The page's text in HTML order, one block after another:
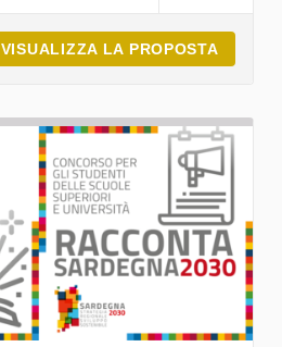
VISUALIZZA LA PROPOSTA